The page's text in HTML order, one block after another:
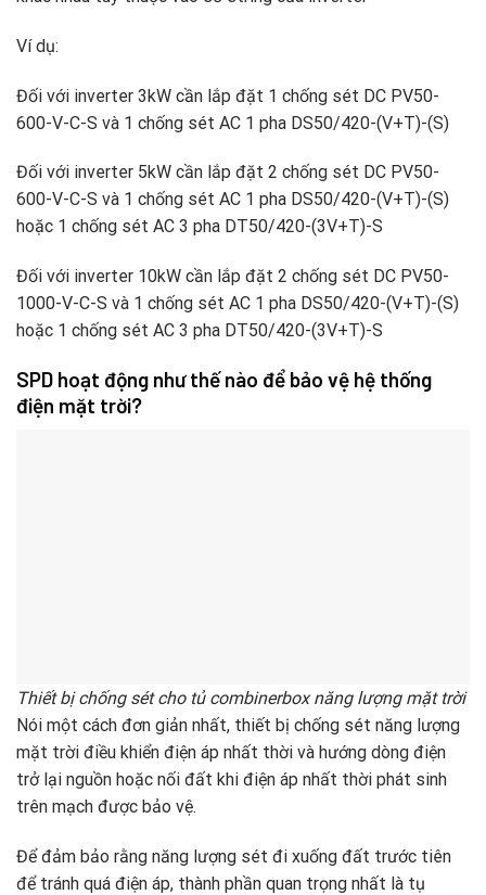
Ví dụ:
Đối với inverter 3kW cần lắp đặt 1 chống sét DC PV50-
600-V-C-S và 1 chống sét AC 1 pha DS50/420-(V+T)-(S)
Đối với inverter 5kW cần lắp đặt 2 chống sét DC PV50-
600-V-C-S và 1 chống sét AC 1 pha DS50/420-(V+T)-(S)
hoặc 1 chống sét AC 3 pha DT50/420-(3V+T)-S
Đối với inverter 10kW cần lắp đặt 2 chống sét DC PV50-
1000-V-C-S và 1 chống sét AC 1 pha DS50/420-(V+T)-(S)
hoặc 1 chống sét AC 3 pha DT50/420-(3V+T)-S
SPD hoạt động như thế nào để bảo vệ hệ thống
điện mặt trời?
Thiết bị chống sét cho tủ combinerbox năng lượng mặt trời
Nói một cách đơn giản nhất, thiết bị chống sét năng lượng
mặt trời điều khiển điện áp nhất thời và hướng dòng điện
trở lại nguồn hoặc nối đất khi điện áp nhất thời phát sinh
trên mạch được bảo vệ.
Để đảm bảo rằng năng lượng sét đi xuống đất trước tiên
để tránh quá điện áp, thành phần quan trọng nhất là tụ